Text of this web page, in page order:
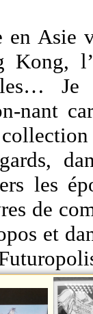
en Asie
Kong,
nant
les
de
et